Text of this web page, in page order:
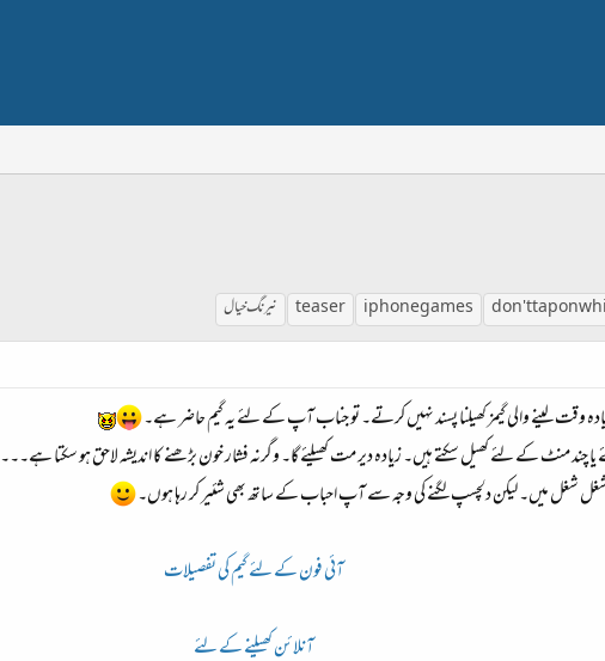
don't tap on
iphone games
teaser نیرنگ خیال
لینے والی گیمز کھیلنا پسند نہیں کرتے۔ تو جناب آپ کے لئے یہ گیم حاضر ہے۔
چند منٹ کے لئے کھیل سکتے ہیں۔ زیادہ دیر مت کھیلئے گا۔ وگرنہ فشار خون بڑھنے کا اندیشہ لاحق ہو سکتا ہے۔۔۔
شغل شغل میں۔ لیکن دلچسپ لگنے کی وجہ سے آپ احباب کے ساتھ بھی شئیر کر رہا ہوں۔
آئی فون کے لئے گیم کی تفصیلات
آنلائن کھیلنے کے لئے